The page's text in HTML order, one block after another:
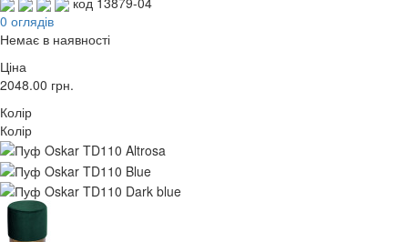
0 оглядів
Немає в наявності
Ціна
2048.00 грн.
Колір
Колір